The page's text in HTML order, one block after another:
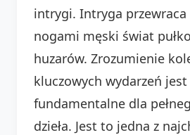
intrygi. Intryga
nogami męski świat
huzarów. Zrozumienie
kluczowych wydarzeń jest
fundamentalne dla
dzieła. Jest to jedna z